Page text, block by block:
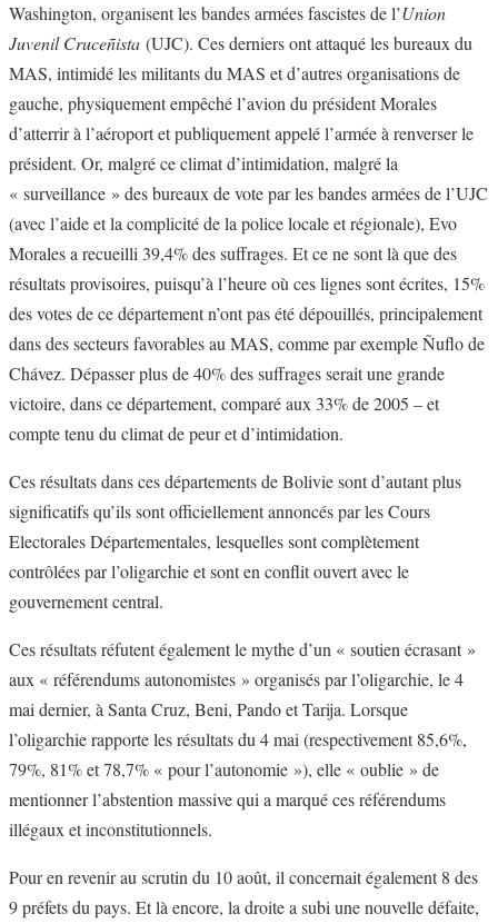
Washington, organisent les bandes armées fascistes de l’Union
Juvenil Cruceñista (UJC). Ces derniers ont attaqué les bureaux du
MAS, intimidé les militants du MAS et d’autres organisations de
gauche, physiquement empêché l’avion du président Morales
d’atterrir à l’aéroport et publiquement appelé l’armée à renverser le
président. Or, malgré ce climat d’intimidation, malgré la
« surveillance » des bureaux de vote par les bandes armées de l’UJC
(avec l’aide et la complicité de la police locale et régionale), Evo
Morales a recueilli 39,4% des suffrages. Et ce ne sont là que des
résultats provisoires, puisqu’à l’heure où ces lignes sont écrites, 15%
des votes de ce département n’ont pas été dépouillés, principalement
dans des secteurs favorables au MAS, comme par exemple Ñuflo de
Chávez. Dépasser plus de 40% des suffrages serait une grande
victoire, dans ce département, comparé aux 33% de 2005 – et
compte tenu du climat de peur et d’intimidation.
Ces résultats dans ces départements de Bolivie sont d’autant plus
significatifs qu’ils sont officiellement annoncés par les Cours
Electorales Départementales, lesquelles sont complètement
contrôlées par l’oligarchie et sont en conflit ouvert avec le
gouvernement central.
Ces résultats réfutent également le mythe d’un « soutien écrasant »
aux « référendums autonomistes » organisés par l’oligarchie, le 4
mai dernier, à Santa Cruz, Beni, Pando et Tarija. Lorsque
l’oligarchie rapporte les résultats du 4 mai (respectivement 85,6%,
79%, 81% et 78,7% « pour l’autonomie »), elle « oublie » de
mentionner l’abstention massive qui a marqué ces référendums
illégaux et inconstitutionnels.
Pour en revenir au scrutin du 10 août, il concernait également 8 des
9 préfets du pays. Et là encore, la droite a subi une nouvelle défaite,